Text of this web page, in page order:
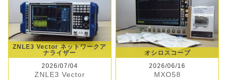
ZNLE3 Vector ネットワークア
ナライザー
2026/07/04
ZNLE3 Vector
オシロスコープ
2026/06/16
MXO58